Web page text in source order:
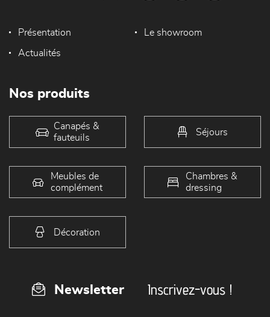
Présentation Le showroom
Actualités
Nos produits
Canapés &
fauteuils
Séjours
Meubles de
complément
Chambres &
dressing
Décoration
Newsletter Inscrivez-vous !